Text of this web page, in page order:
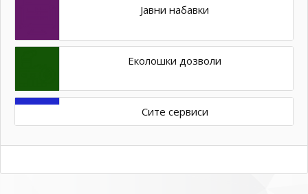
Јавни набавки
Еколошки дозволи
Сите сервиси